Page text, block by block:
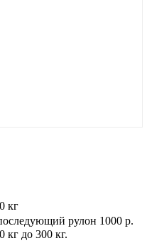
кг
рулон 1000 р.
кг до 300 кг.